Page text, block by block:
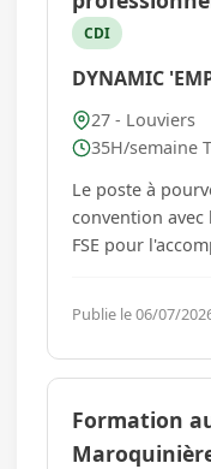
CDI
DYNAMIC
27 - Louviers
35H/semaine
Le poste à
convention avec
FSE pour
RSA sur le
Vous aurez
d'un portefeuille
Publie le 06/07/
Formation